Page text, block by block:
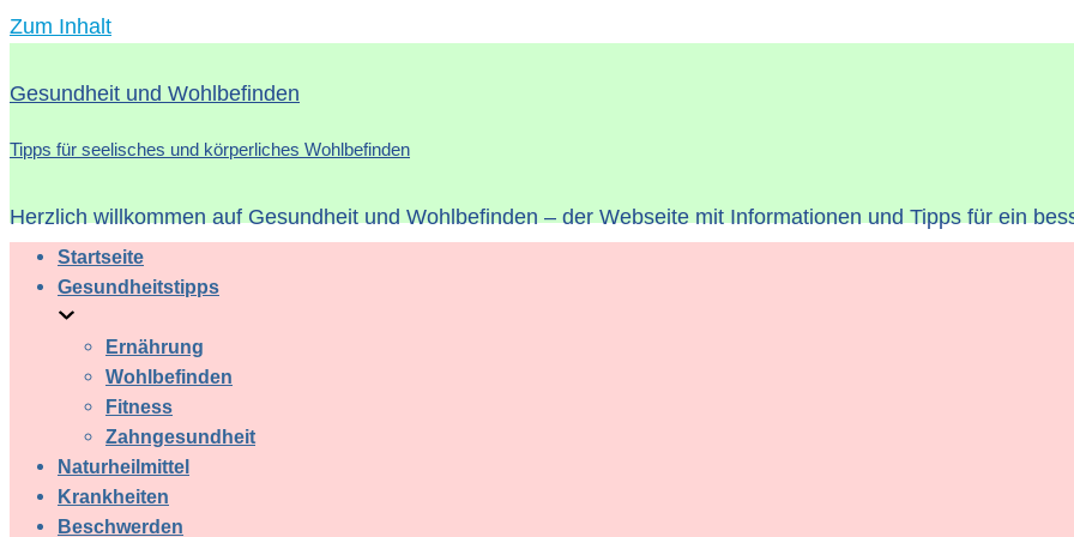
Zum Inhalt
Gesundheit und Wohlbefinden
Tipps für seelisches und körperliches Wohlbefinden
Herzlich willkommen auf Gesundheit und Wohlbefinden – der Webseite mit Informationen und Tipps für ein
Startseite
Gesundheitstipps
Ernährung
Wohlbefinden
Fitness
Zahngesundheit
Naturheilmittel
Krankheiten
Beschwerden